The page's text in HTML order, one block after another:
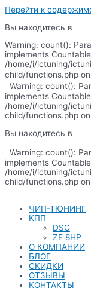
Перейти к
Вы находитесь в
Warning: count():
implements
/home/i/ictuning/
child/functions.php
Warning: count():
implements
/home/i/ictuning/
child/functions.php
Вы находитесь в
Warning: count():
implements
/home/i/ictuning/
child/functions.php
ЧИП-ТЮНИНГ
КПП
DSG
ZF 8HP
О КОМПАНИИ
БЛОГ
СКИДКИ
ОТЗЫВЫ
КОНТАКТЫ